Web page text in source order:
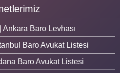
Baro Levhası
Baro Avukat Listesi
Baro Avukat Listesi